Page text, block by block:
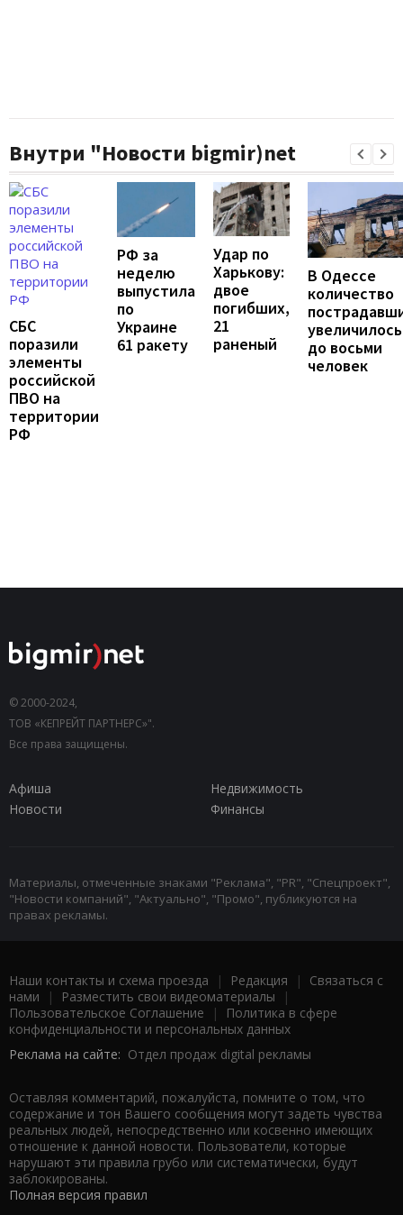
Внутри "Новости bigmir)net
СБС
поразили
элементы
российской
ПВО на
территории
РФ
РФ за
неделю
выпустила
по
Украине
61 ракету
Удар по
Харькову:
двое
погибших,
21
раненый
В Одессе
количество
увеличилось
до восьми
человек
© 2000-2024,
ТОВ «КЕПРЕЙТ ПАРТНЕРС»".
Все права защищены.
Афиша
Недвижимость
Новости
Финансы
Материалы, отмеченные знаками "Реклама", "PR", "Спецпроект",
"Новости компаний", "Актуально", "Промо", публикуются на
правах рекламы.
Наши контакты и схема проезда | Редакция | Связаться с
нами | Разместить свои видеоматериалы |
Пользовательское Соглашение |
Политика в сфере
конфиденциальности и персональных данных
Реклама на сайте: Отдел продаж digital рекламы
Оставляя комментарий, пожалуйста, помните о том, что
содержание и тон Вашего сообщения могут задеть чувства
реальных людей, непосредственно или косвенно имеющих
отношение к данной новости. Пользователи, которые
нарушают эти правила грубо или систематически, будут
заблокированы.
Полная версия правил